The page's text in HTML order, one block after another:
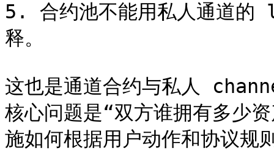
5. 合约池不能用私人通道
释。
这也是通道合约与私人
核心问题是“双方谁拥有多少
施如何根据用户动作和协议规